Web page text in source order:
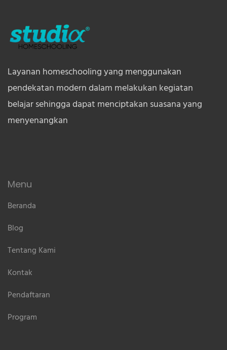
Layanan homeschooling yang menggunakan
pendekatan modern dalam melakukan kegiatan
belajar sehingga dapat menciptakan suasana yang
menyenangkan
Menu
Beranda
Blog
Tentang Kami
Kontak
Pendaftaran
Program